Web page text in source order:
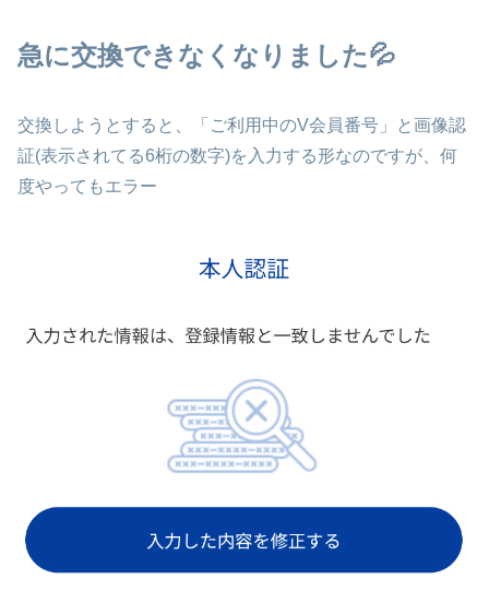
急に交換できなくなりました💦
交換しようとすると、「ご利用中のV会員番号」と画像認
証(表示されてる6桁の数字)を入力する形なのですが、何
度やってもエラー